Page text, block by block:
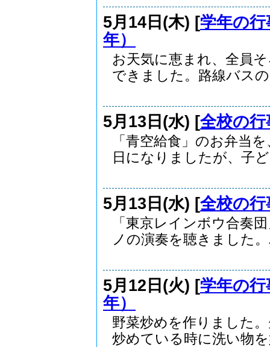
5月14日(木) [学年の行
年）
お天気に恵まれ、全員
できました。路線バス
5月13日(水) [全校の行
「青空給食」のお弁当
日になりましたが、子
5月13日(水) [全校の行
「東京レインボウ合奏
ノの演奏を聴きました
5月12日(火) [学年の行
年）
野菜炒めを作りました
炒めている時に洗い物